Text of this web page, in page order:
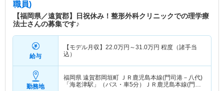
職員)
【福岡県／遠賀郡】日祝休み！整形外科クリニックでの理学療
法士さんの募集です♪
給与
【モデル月収】 22.0万円～31.0万円 程度（諸手当
込）
勤務地
福岡県 遠賀郡岡垣町 ＪＲ鹿児島本線(門司港－八代)
「海老津駅」（バス・車5分）ＪＲ鹿児島本線(門司